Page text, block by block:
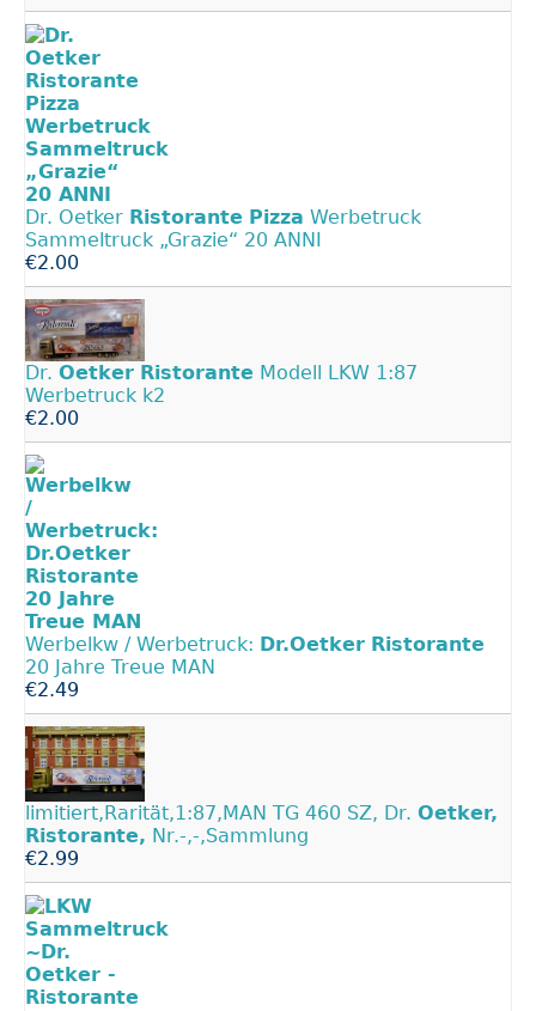
Dr. Oetker Ristorante Pizza Werbetruck
Sammeltruck „Grazie“ 20 ANNI
€2.00
Dr. Oetker Ristorante Modell LKW 1:87
Werbetruck k2
€2.00
Werbelkw / Werbetruck: Dr.Oetker Ristorante
20 Jahre Treue MAN
€2.49
limitiert,Rarität,1:87,MAN TG 460 SZ, Dr. Oetker,
Ristorante, Nr.-,-,Sammlung
€2.99